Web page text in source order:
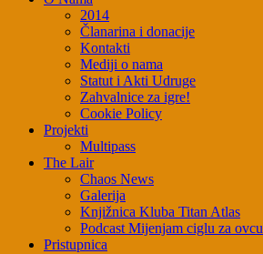
2014
Članarina i donacije
Kontakti
Mediji o nama
Statut i Akti Udruge
Zahvalnice za igre!
Cookie Policy
Projekti
Multipass
The Lair
Chaos News
Galerija
Knjižnica Kluba Titan Atlas
Podcast Mijenjam ciglu za ovcu
Pristupnica